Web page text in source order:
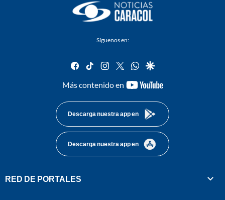
Síguenos en:
facebook
tiktok instagram
twitterwhatsapp
google
Más contenido en
youtube-
Descarga nuestra app en
Descarga nuestra app en
RED DE PORTALES